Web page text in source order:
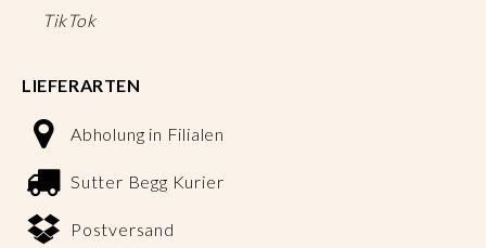
TikTok
LIEFERARTEN
Abholung in Filialen
Sutter Begg Kurier
Postversand